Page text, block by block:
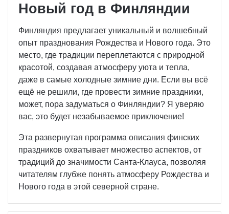
Новый год в Финляндии
Финляндия предлагает уникальный и волшебный
опыт празднования Рождества и Нового года. Это
место, где традиции переплетаются с природной
красотой, создавая атмосферу уюта и тепла,
даже в самые холодные зимние дни. Если вы всё
ещё не решили, где провести зимние праздники,
может, пора задуматься о Финляндии? Я уверяю
вас, это будет незабываемое приключение!
Эта развернутая программа описания финских
праздников охватывает множество аспектов, от
традиций до значимости Санта-Клауса, позволяя
читателям глубже понять атмосферу Рождества и
Нового года в этой северной стране.